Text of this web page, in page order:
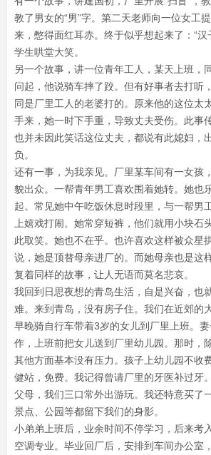
教了男女的“男”字。第二天老师向一位女工
来，憋得面红耳赤。终于似乎想起来了：“汉
学生哄堂大笑。
另一个故事，讲一位青年工人，某天上班，
问起，他说骑车摔了跤。但有好事者去打听
同是厂里工人的老婆打的。原来他的这位太
手来，她一时下手重，导致丈夫受伤。此事
也并未因此笑话这位丈夫，都说有此媳妇，
负。
还有一事，为我亲见。厂里某车间有一女孩
貌出众。一帮青年男工喜欢围着她转。她也
起。常见她中午吃饭休息时段里，与一帮男
上嬉戏打闹。她常穿短裤，他们就用小块石
此取笑。她也不在乎。也许喜欢这样被众星
说，她是顶替母亲进厂的。而她母亲也是这
复着同样的故事，让人无语而莫名悲哀。
我回到日思夜想的青岛生活，自是兴奋，也
难。来到青岛，没有房子住。我们在近郊的
早晚骑自行车带着3岁的女儿到厂里上班。
作，上班前把女儿送到厂里幼儿园。那时，
其他方面基本没有压力。孩子上幼儿园不收
健站，免费。我记得曾请厂里的牙医补过牙
父母，我们三口常外出游玩。我还特意买了
景点、公园等都留下我们的身影。
小弟弟上班后，业余时间不停学习，后来考
空调专业。毕业回厂后，安排到车间办公室